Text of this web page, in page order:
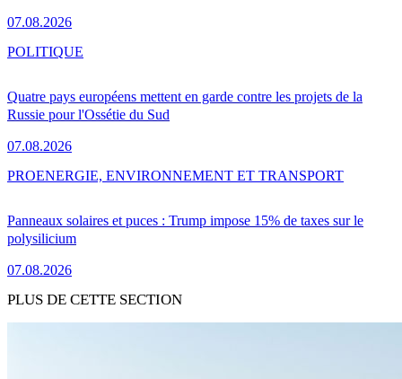
07.08.2026
Quatre pays européens mettent en garde contre les projets de la
Russie pour l'Ossétie du Sud
07.08.2026
POLITIQUE
Panneaux solaires et puces : Trump impose 15% de taxes sur le
polysilicium
07.08.2026
PROENERGIE, ENVIRONNEMENT ET TRANSPORT
PLUS DE CETTE SECTION